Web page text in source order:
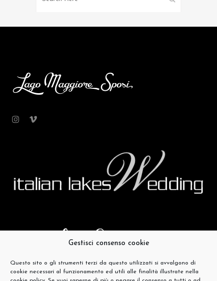
Gestisci consenso cookie
Questo sito o gli strumenti terzi da questo utilizzati si avvalgono di
cookie necessari al funzionamento ed utili alle finalità illustrate nella